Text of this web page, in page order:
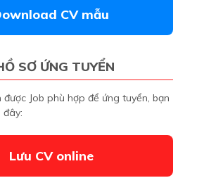
CV mẫu
SƠ ỨNG TUYỂN
Job phù hợp để ứng tuyển, bạn
đây:
Lưu CV online